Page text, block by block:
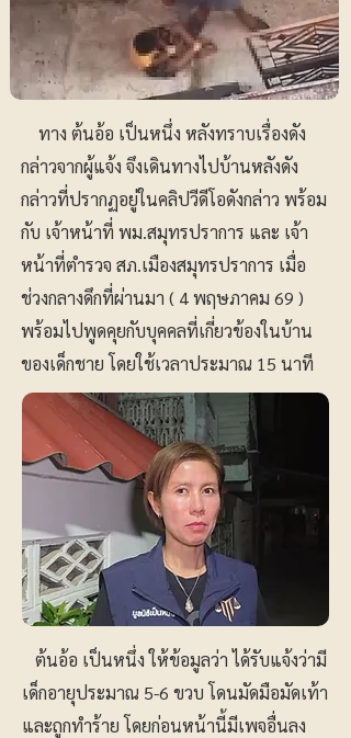
ทาง ต้นอ้อ เป็นหนึ่ง หลังทราบเรื่องดัง
กล่าวจากผู้แจ้ง จึงเดินทางไปบ้านหลังดัง
กล่าวที่ปรากฏอยู่ในคลิปวีดีโอดังกล่าว พร้อม
กับ เจ้าหน้าที่ พม.สมุทรปราการ และ เจ้า
หน้าที่ตำรวจ สภ.เมืองสมุทรปราการ เมื่อ
ช่วงกลางดึกที่ผ่านมา ( 4 พฤษภาคม 69 )
พร้อมไปพูดคุยกับบุคคลที่เกี่ยวข้องในบ้าน
ของเด็กชาย โดยใช้เวลาประมาณ 15 นาที
ต้นอ้อ เป็นหนึ่ง ให้ข้อมูลว่า ได้รับแจ้งว่ามี
เด็กอายุประมาณ 5-6 ขวบ โดนมัดมือมัดเท้า
และถูกทำร้าย โดยก่อนหน้านี้มีเพจอื่นลง